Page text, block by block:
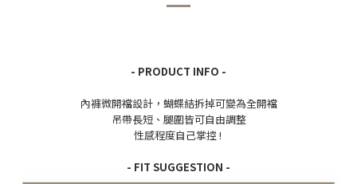
- PRODUCT INFO -
內褲微開襠設計，蝴蝶結拆掉可變為全開襠
吊帶長短、腿圍皆可自由調整
性感程度自己掌控 !
- FIT SUGGESTION -